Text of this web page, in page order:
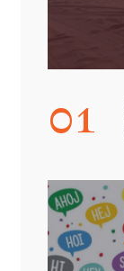
01